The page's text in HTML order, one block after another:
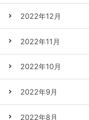
2022年12月
2022年11月
2022年10月
2022年9月
2022年8月